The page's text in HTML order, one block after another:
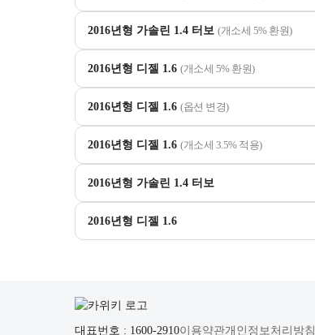
2016년형 가솔린 1.4 터보 (개소세 5% 환원)
2016년형 디젤 1.6 (개소세 5% 환원)
2016년형 디젤 1.6 (옵션 변경)
2016년형 디젤 1.6 (개소세 3.5% 적용)
2016년형 가솔린 1.4 터보
2016년형 디젤 1.6
대표번호 : 1600-2910이용약관개인정보처리방침